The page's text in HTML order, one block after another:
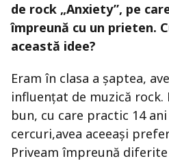
de rock „Anxiety”, pe
împreună cu un prieten.
această idee?
Eram în clasa a șaptea,
influențat de muzică
bun, cu care practic 14
cercuri,avea aceeași
Priveam împreună